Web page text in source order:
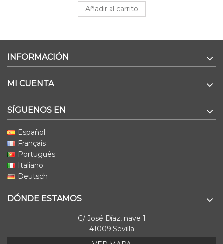
Añadir al carrito
INFORMACIÓN
MI CUENTA
SÍGUENOS EN
Español
Français
Português
Italiano
Deutsch
DÓNDE ESTAMOS
C/ José Díaz, nave 1
41009 Sevilla